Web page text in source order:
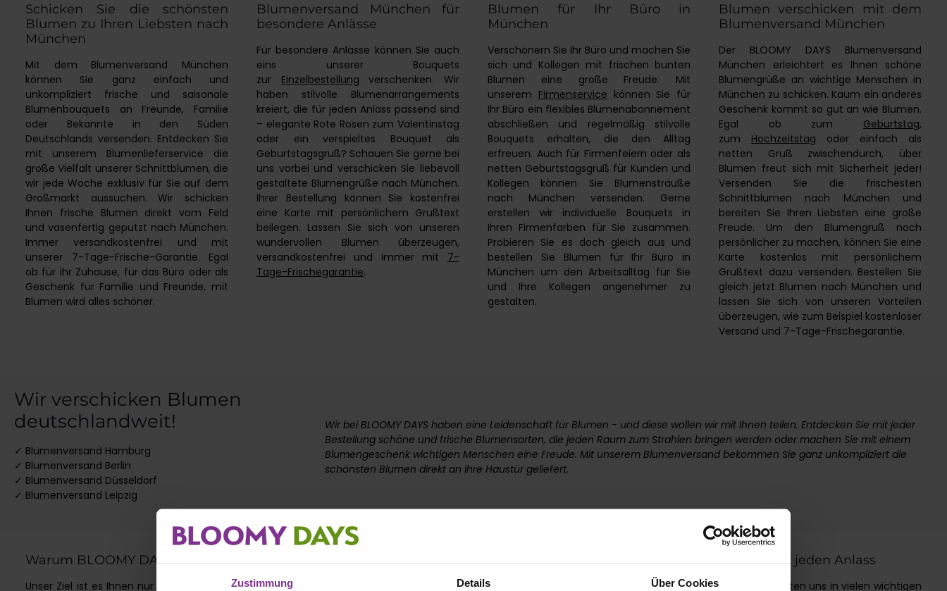
Zustimmung Details Über Cookies
Schicken Sie die schönsten
Blumen zu Ihren Liebsten nach
München
Mit dem Blumenversand München
können Sie ganz einfach und
unkompliziert frische und saisonale
Blumenbouquets an Freunde, Familie
oder Bekannte in den Süden
Deutschlands versenden. Entdecken Sie
mit unserem Blumenlieferservice die
große Vielfalt unserer Schnittblumen, die
wir jede Woche exklusiv für Sie auf dem
Großmarkt aussuchen. Wir schicken
Ihnen frische Blumen direkt vom Feld
und vasenfertig geputzt nach München.
Immer versandkostenfrei und mit
unserer 7-Tage-Frische-Garantie. Egal
ob für ihr Zuhause, für das Büro oder als
Geschenk für Familie und Freunde, mit
Blumen wird alles schöner.
Blumenversand München für
besondere Anlässe
Für besondere Anlässe können Sie auch
eins unserer Bouquets
zur Einzelbestellung verschenken. Wir
haben stilvolle Blumenarrangements
kreiert, die für jeden Anlass passend sind
– elegante Rote Rosen zum Valentinstag
oder ein verspieltes Bouquet als
Geburtstagsgruß? Schauen Sie gerne bei
uns vorbei und verschicken Sie liebevoll
gestaltete Blumengrüße nach München.
Ihrer Bestellung können Sie kostenfrei
eine Karte mit persönlichem Grußtext
beilegen. Lassen Sie sich von unseren
wundervollen Blumen überzeugen,
versandkostenfrei und immer mit 7-
Tage-Frischegarantie.
Blumen für Ihr Büro in
München
Verschönern Sie Ihr Büro und machen Sie
sich und Kollegen mit frischen bunten
Blumen eine große Freude. Mit
unserem Firmenservice können Sie für
Ihr Büro ein flexibles Blumenabonnement
abschließen und regelmäßig stilvolle
Bouquets erhalten, die den Alltag
erfreuen. Auch für Firmenfeiern oder als
netten Geburtstagsgruß für Kunden und
Kollegen können Sie Blumensträuße
nach München versenden. Gerne
erstellen wir individuelle Bouquets in
Ihren Firmenfarben für Sie zusammen.
Probieren Sie es doch gleich aus und
bestellen Sie Blumen für Ihr Büro in
München um den Arbeitsalltag für Sie
und Ihre Kollegen angenehmer zu
gestalten.
Blumen verschicken mit dem
Blumenversand München
Der BLOOMY DAYS Blumenversand
München erleichtert es Ihnen schöne
Blumengrüße an wichtige Menschen in
München zu schicken. Kaum ein anderes
Geschenk kommt so gut an wie Blumen.
Egal ob zum Geburtstag,
zum Hochzeitstag oder einfach als
netten Gruß zwischendurch, über
Blumen freut sich mit Sicherheit jeder!
Versenden Sie die frischesten
Schnittblumen nach München und
bereiten Sie Ihren Liebsten eine große
Freude. Um den Blumengruß noch
persönlicher zu machen, können Sie eine
Karte kostenlos mit persönlichem
Grußtext dazu versenden. Bestellen Sie
gleich jetzt Blumen nach München und
lassen Sie sich von unseren Vorteilen
überzeugen, wie zum Beispiel kostenloser
Versand und 7-Tage-Frischegarantie.
Wir verschicken Blumen
deutschlandweit!
✓ Blumenversand Hamburg
✓ Blumenversand Berlin
✓ Blumenversand Düsseldorf
✓ Blumenversand Leipzig
Wir bei BLOOMY DAYS haben eine Leidenschaft für Blumen - und diese wollen wir mit Ihnen teilen. Entdecken Sie mit jeder
Bestellung schöne und frische Blumensorten, die jeden Raum zum Strahlen bringen werden oder machen Sie mit einem
Blumengeschenk wichtigen Menschen eine Freude. Mit unserem Blumenversand bekommen Sie ganz unkompliziert die
schönsten Blumen direkt an Ihre Haustür geliefert.
Warum BLOOMY DAYS
Unser Ziel ist es Ihnen nur die schönsten
Über einen schönen Blumenstrauß freut
Blumen für jeden Anlass
Blumen begleiten uns in vielen wichtigen